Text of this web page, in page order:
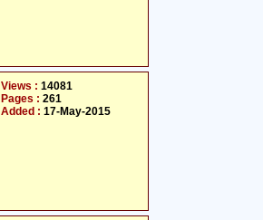
Views : 14081
Pages : 261
Added : 17-May-2015